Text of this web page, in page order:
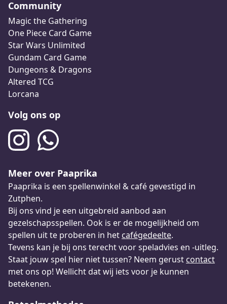
Community
Magic the Gathering
One Piece Card Game
Star Wars Unlimited
Gundam Card Game
Dungeons & Dragons
Altered TCG
Lorcana
Volg ons op
Meer over Paaprika
Paaprika is een spellenwinkel & café gevestigd in
Zutphen.
Bij ons vind je een uitgebreid aanbod aan
gezelschapsspellen. Ook is er de mogelijkheid om
spellen uit te proberen in het cafégedeelte.
Tevens kan je bij ons terecht voor speladvies en -uitleg.
Staat jouw spel hier niet tussen? Neem gerust contact
met ons op! Wellicht dat wij iets voor je kunnen
betekenen.